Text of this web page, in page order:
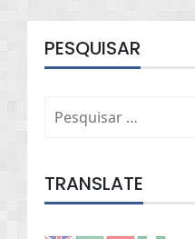
PESQUISAR
por:
TRANSLATE